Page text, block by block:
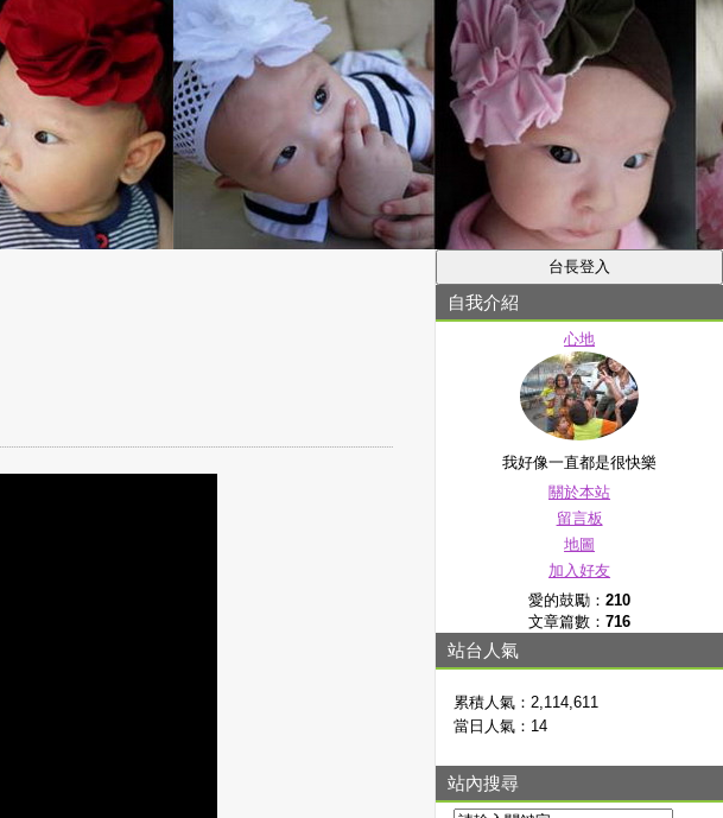
自我介紹
心地
我好像一直都是很快樂
關於本站
留言板
地圖
加入好友
愛的鼓勵：210
文章篇數：716
站台人氣
累積人氣：2,114,611
當日人氣： 14
站內搜尋